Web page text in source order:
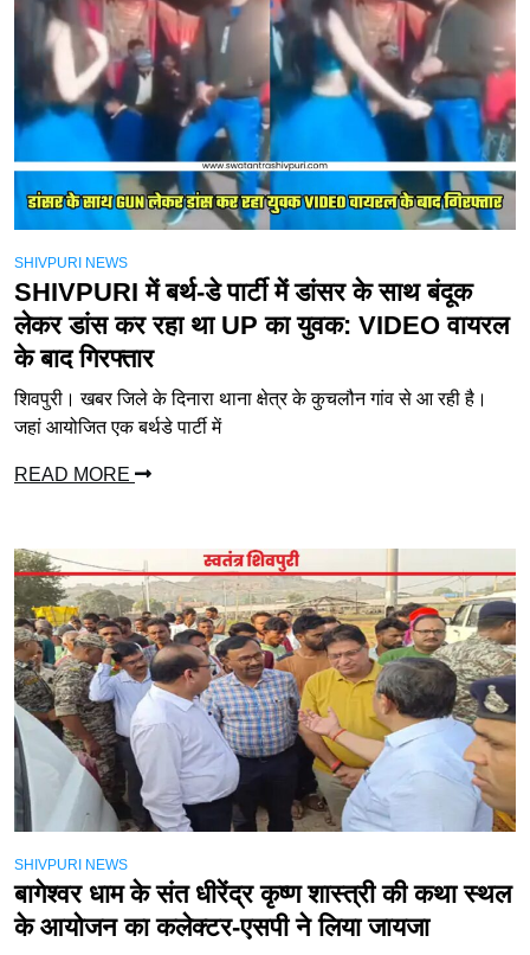
SHIVPURI NEWS
SHIVPURI में बर्थ-डे पार्टी में डांसर के साथ बंदूक
लेकर डांस कर रहा था UP का युवक: VIDEO वायरल
के बाद गिरफ्तार
शिवपुरी। खबर जिले के दिनारा थाना क्षेत्र के कुचलौन गांव से आ रही है।
जहां आयोजित एक बर्थडे पार्टी में
READ MORE
SHIVPURI NEWS
बागेश्वर धाम के संत धीरेंद्र कृष्ण शास्त्री की कथा स्थल
के आयोजन का कलेक्टर-एसपी ने लिया जायजा